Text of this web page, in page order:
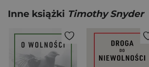
Inne książki Timothy Snyder